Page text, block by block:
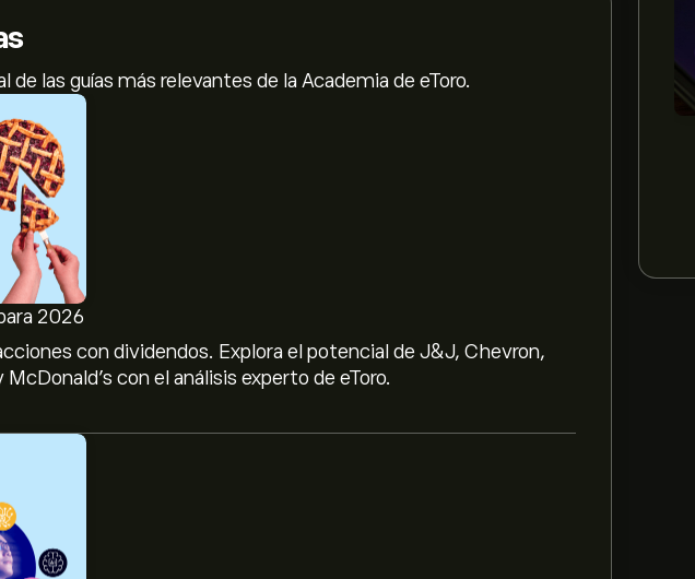
de las guías más relevantes de la Academia de eToro.
2026
con dividendos. Explora el potencial de J&J, Chevron,
con el análisis experto de eToro.